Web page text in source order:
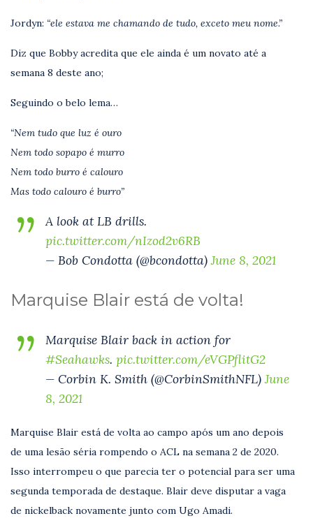
Jordyn: “ele estava me chamando de tudo, exceto meu nome.”
Diz que Bobby acredita que ele ainda é um novato até a
semana 8 deste ano;
Seguindo o belo lema…
“Nem tudo que luz é ouro
Nem todo sopapo é murro
Nem todo burro é calouro
Mas todo calouro é burro”
A look at LB drills.
pic.twitter.com/nIzod2v6RB
— Bob Condotta (@bcondotta)June 8, 2021
Marquise Blair está de volta!
Marquise Blair back in action for
#Seahawks. pic.twitter.com/eVGPflitG2
— Corbin K. Smith (@CorbinSmithNFL)June
8, 2021
Marquise Blair está de volta ao campo após um ano depois
de uma lesão séria rompendo o ACL na semana 2 de 2020.
Isso interrompeu o que parecia ter o potencial para ser uma
segunda temporada de destaque. Blair deve disputar a vaga
de nickelback novamente junto com Ugo Amadi.